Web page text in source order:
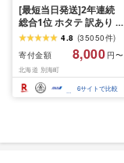
[最短当日発送]2年連続
総合1位 ホタテ 訳あり (
ふるさと納税 ほたて ふ
るさと納税 訳あり 帆立
ふるさと わけあり ホタ
テ貝柱 貝 人気 不揃い 刺
身 規格外 魚介 ランキン
グ 海鮮 冷凍 発送時期が
4.8 (35050件)
寄付金額
8,000 円〜
北海道 別海町
6サイトで比較